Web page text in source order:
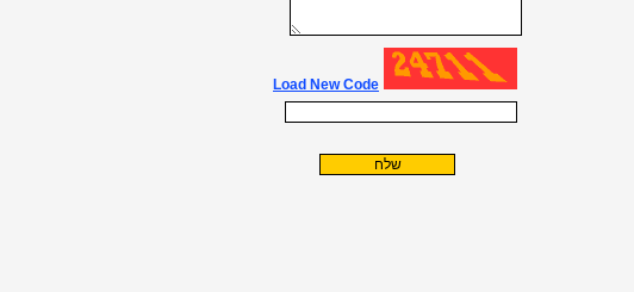
Load New Code